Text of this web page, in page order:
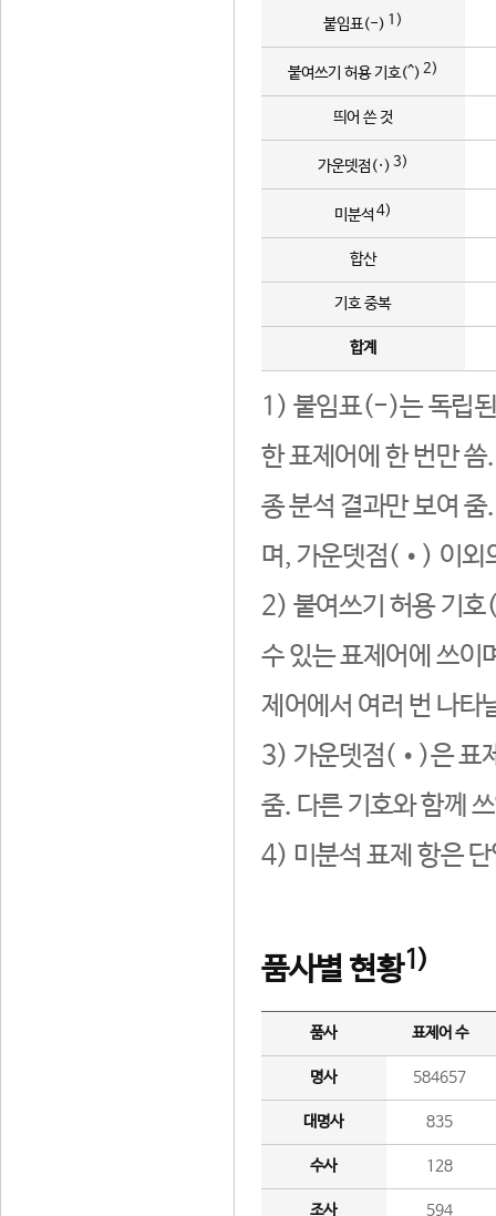
붙임표(-) 1)
붙여쓰기 허용 기호(^) 2)
띄어 쓴 것
가운뎃점(·) 3)
미분석 4)
합산
기호 중복
합계
1) 붙임표(-)는 독립된
한 표제어에 한 번만
종 분석 결과만 보여
며, 가운뎃점(•) 이외
2) 붙여쓰기 허용 기호
수 있는 표제어에 쓰이
제어에서 여러 번 나타
3) 가운뎃점(•)은 표
줌. 다른 기호와 함께
4) 미분석 표제 항은
품사별 현황1)
품사 표제어 수
명사 584657
대명사 835
수사 128
조사 594